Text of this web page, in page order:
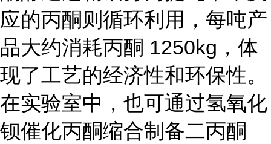
应的丙酮则循环利用，每吨产
品大约消耗丙酮 1250kg，体
现了工艺的经济性和环保性。
在实验室中，也可通过氢氧化
钡催化丙酮缩合制备二丙酮